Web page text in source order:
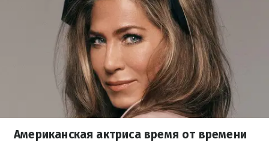
Американская актриса время от времени